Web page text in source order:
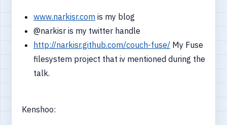
www.narkisr.comis my blog
@narkisr is my twitter handle
http://narkisr.github.com/couch-fuse/My Fuse
filesystem project that iv mentioned during the
talk.
Kenshoo: